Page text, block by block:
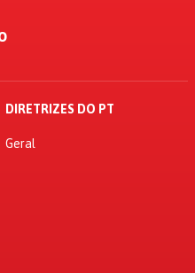
DIRETRIZES DO PT
Geral